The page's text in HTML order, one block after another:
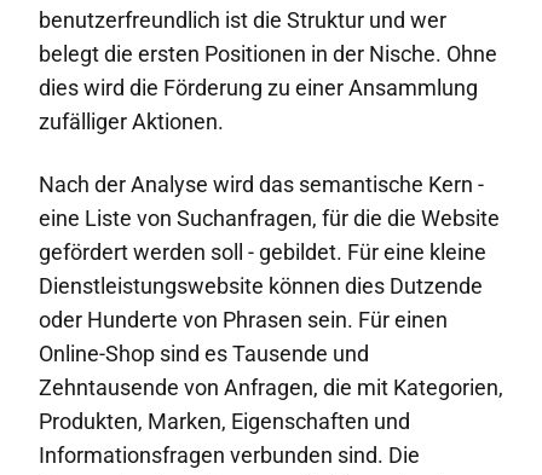
benutzerfreundlich ist die Struktur und wer
belegt die ersten Positionen in der Nische. Ohne
dies wird die Förderung zu einer Ansammlung
zufälliger Aktionen.
Nach der Analyse wird das semantische Kern -
eine Liste von Suchanfragen, für die die Website
gefördert werden soll - gebildet. Für eine kleine
Dienstleistungswebsite können dies Dutzende
oder Hunderte von Phrasen sein. Für einen
Online-Shop sind es Tausende und
Zehntausende von Anfragen, die mit Kategorien,
Produkten, Marken, Eigenschaften und
Informationsfragen verbunden sind. Die